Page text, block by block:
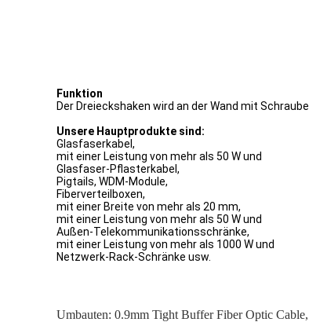
Funktion
Der Dreieckshaken wird an der Wand mit
Unsere Hauptprodukte sind:
Glasfaserkabel,
mit einer Leistung von mehr als 50 W und
Glasfaser-Pflasterkabel,
Pigtails, WDM-Module,
Fiberverteilboxen,
mit einer Breite von mehr als 20 mm,
mit einer Leistung von mehr als 50 W und
Außen-Telekommunikationsschränke,
mit einer Leistung von mehr als 1000 W und
Netzwerk-Rack-Schränke usw.
Umbauten: 0.9mm Tight Buffer Fiber Optic Cable,